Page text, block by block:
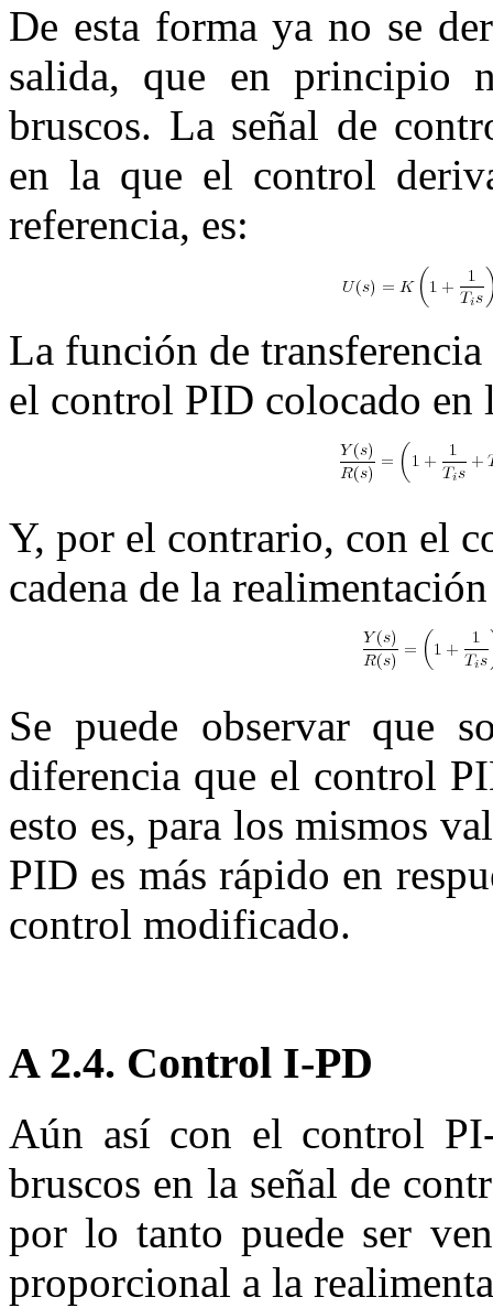
De esta forma ya no se
salida, que en principio
bruscos. La señal de
en la que el control
referencia, es:
La función de
el control PID colocado en
Y, por el contrario, con el
cadena de la
Se puede observar que
diferencia que el control
esto es, para los mismos
PID es más rápido en
control modificado.
A 2.4. Control I-PD
Aún así con el control
bruscos en la señal de
por lo tanto puede ser
proporcional a la